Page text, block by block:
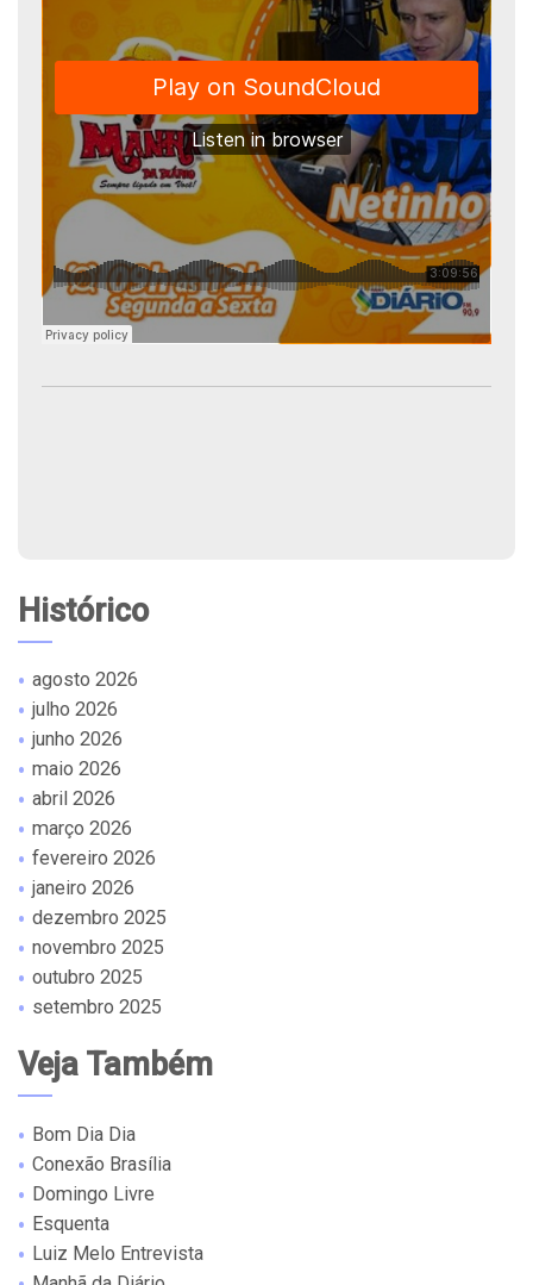
Histórico
agosto 2026
julho 2026
junho 2026
maio 2026
abril 2026
março 2026
fevereiro 2026
janeiro 2026
dezembro 2025
novembro 2025
outubro 2025
setembro 2025
Veja Também
Bom Dia Dia
Conexão Brasília
Domingo Livre
Esquenta
Luiz Melo Entrevista